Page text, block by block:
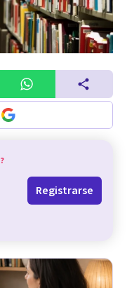
?
Registrarse